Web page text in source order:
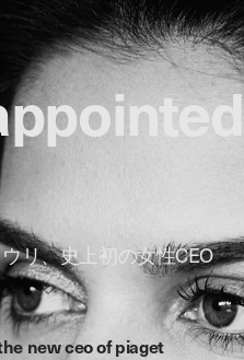
リ、史上初の女性CEO
new ceo of piaget